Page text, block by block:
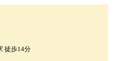
徒歩14分